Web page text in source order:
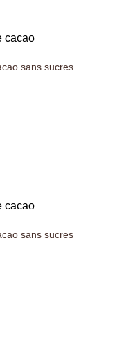
cacao
sans sucres
cacao
sans sucres